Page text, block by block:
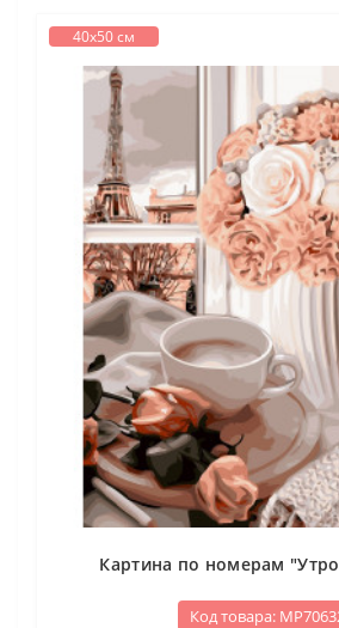
40х50 см
Картина по номерам
Код товара: